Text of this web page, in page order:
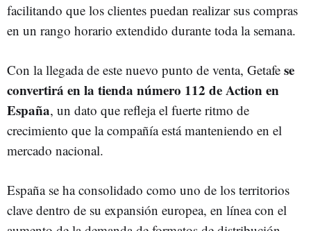
facilitando que los clientes puedan realizar sus compras
en un rango horario extendido durante toda la semana.
Con la llegada de este nuevo punto de venta, Getafe se
convertirá en la tienda número 112 de Action en
España, un dato que refleja el fuerte ritmo de
crecimiento que la compañía está manteniendo en el
mercado nacional.
España se ha consolidado como uno de los territorios
clave dentro de su expansión europea, en línea con el